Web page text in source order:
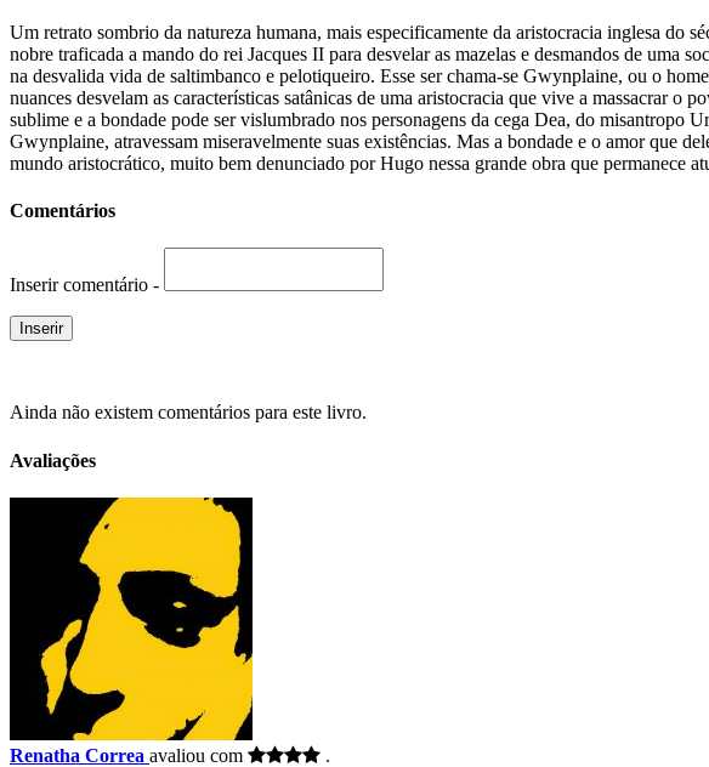
Um retrato sombrio da natureza humana, mais especificamente da aristocracia inglesa
nobre traficada a mando do rei Jacques II para desvelar as mazelas e desmandos de uma
na desvalida vida de saltimbanco e pelotiqueiro. Esse ser chama-se Gwynplaine, ou o
nuances desvelam as características satânicas de uma aristocracia que vive a massacrar
sublime e a bondade pode ser vislumbrado nos personagens da cega Dea, do misantropo
Gwynplaine, atravessam miseravelmente suas existências. Mas a bondade e o amor que
mundo aristocrático, muito bem denunciado por Hugo nessa grande obra que permanece
Comentários
Inserir comentário -
Ainda não existem comentários para este livro.
Avaliações
Renatha Correa avaliou com .